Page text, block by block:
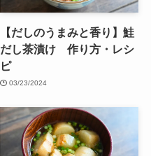
【だしのうまみと香り】鮭
だし茶漬け 作り方・レシ
ピ
03/23/2024